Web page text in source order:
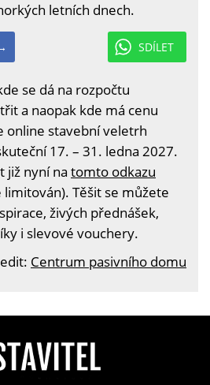
letních dnech.
SDÍLET
se dá na rozpočtu
a naopak kde má cenu
online stavební veletrh
17. – 31. ledna 2027.
již nyní na tomto odkazu
Těšit se můžete
živých přednášek,
i slevové vouchery.
Centrum pasivního domu